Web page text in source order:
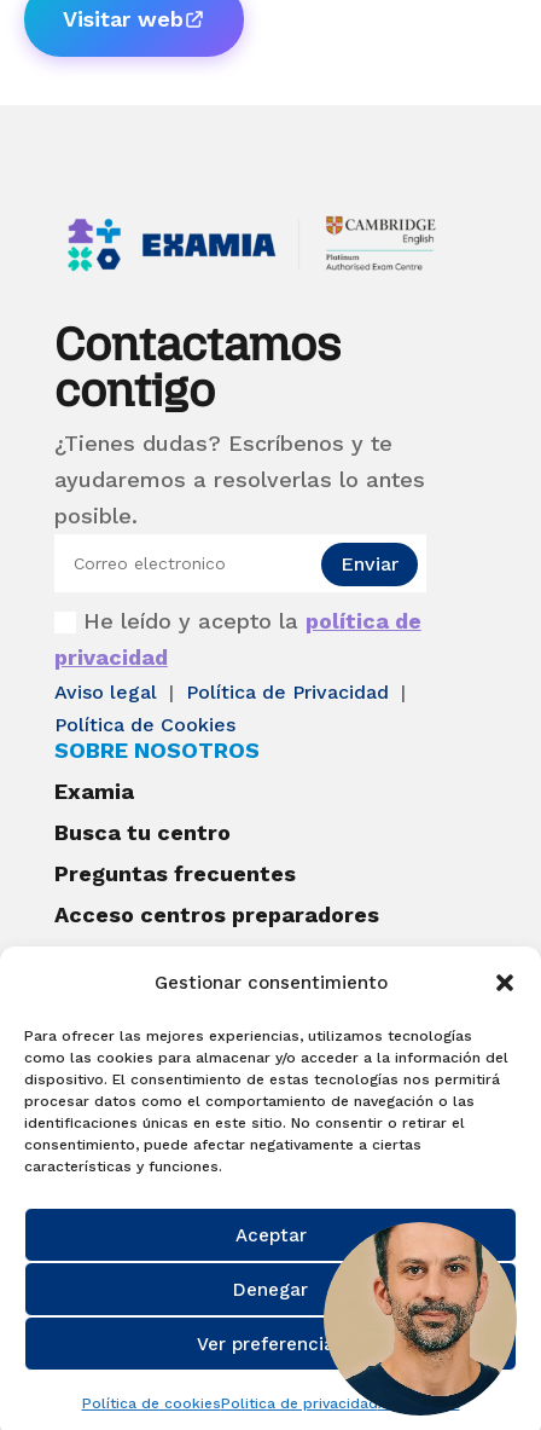
Gestionar consentimiento
Para ofrecer las mejores experiencias, utilizamos tecnologías
como las cookies para almacenar y/o acceder a la información del
dispositivo. El consentimiento de estas tecnologías nos permitirá
procesar datos como el comportamiento de navegación o las
identificaciones únicas en este sitio. No consentir o retirar el
consentimiento, puede afectar negativamente a ciertas
características y funciones.
Aceptar
Denegar
Ver preferencias
Política de cookiesPolitica de privacidadAviso Legal
Visitar web
Contactamos
contigo
¿Tienes dudas? Escríbenos y te
ayudaremos a resolverlas lo antes
posible.
He leído y acepto la política de
privacidad
Enviar
Aviso legal | Política de Privacidad
|
Política de Cookies
SOBRE NOSOTROS
Examia
Busca tu centro
Preguntas frecuentes
Acceso centros preparadores
Becas Examia
Contacto
CERTIFICACIONES
Linguaskill
Cambridge English Qualifications
EXAMÍNATE
Matricúlate con nosotros y obtén tu